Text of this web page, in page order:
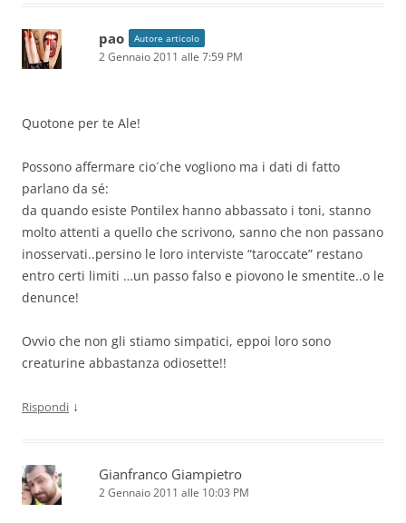
pao Autore articolo
2 Gennaio 2011 alle 7:59 PM
Quotone per te Ale!
Possono affermare cio´che vogliono ma i dati di fatto
parlano da sé:
da quando esiste Pontilex hanno abbassato i toni, stanno
molto attenti a quello che scrivono, sanno che non passano
inosservati..persino le loro interviste “taroccate” restano
entro certi limiti …un passo falso e piovono le smentite..o le
denunce!
Ovvio che non gli stiamo simpatici, eppoi loro sono
creaturine abbastanza odiosette!!
Rispondi ↓
Gianfranco Giampietro
2 Gennaio 2011 alle 10:03 PM